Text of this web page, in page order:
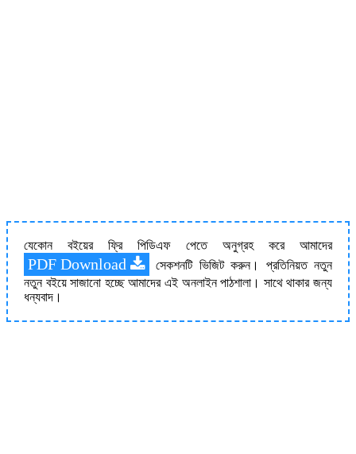
যেকোন বইয়ের ফ্রি পিডিএফ পেতে অনুগ্রহ করে আমাদের
PDF Download
সেকশনটি ভিজিট করুন। প্রতিনিয়ত নতুন
নতুন বইয়ে সাজানো হচ্ছে আমাদের এই অনলাইন পাঠশালা। সাথে থাকার জন্য
ধন্যবাদ।